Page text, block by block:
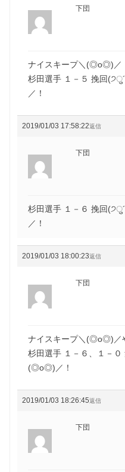
下団
ナイスキープ＼(◎o◎)／
杉田選手 １－５ 挽回
／！
2019/01/03 17:58:22返信
下団
杉田選手 １－６ 挽回
／！
2019/01/03 18:00:23返信
下団
ナイスキープ＼(◎o◎)／
杉田選手 １－６、１－
(◎o◎)／！
2019/01/03 18:26:45返信
下団